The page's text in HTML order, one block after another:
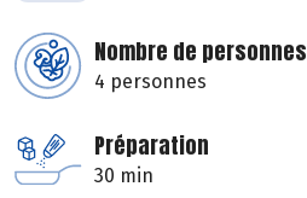
Nombre de personnes
4 personnes
Préparation
30 min